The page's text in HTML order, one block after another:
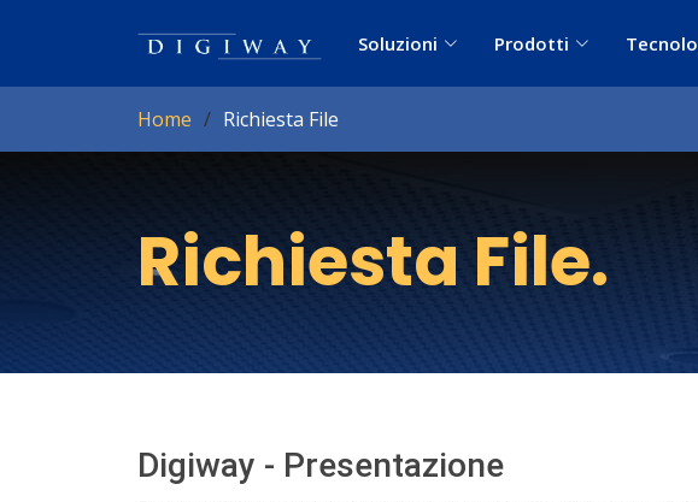
Soluzioni Prodotti
Home Richiesta File
Richiesta File.
Digiway - Presentazione